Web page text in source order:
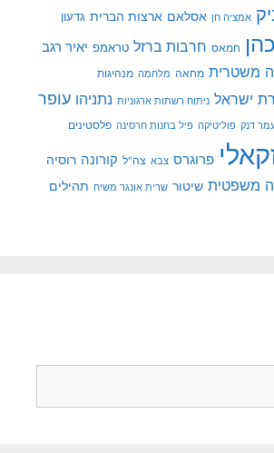
אמציה חן אסלאם ארצות הברית גדעון
חמאס חרבות ברזל טראמפ יאיר רגב
משטרית מחאה מלחמה מנהיגות
ישראל ניתוח רשתות ארגוניות נתניהו עופר
דנק פוליטיקה פיל בחנות חרסינה פלסטינים
פרוגרס צבא צה"ל קורונה רוסיה
משפטית שיטור שרית אונגר משיח תהילים